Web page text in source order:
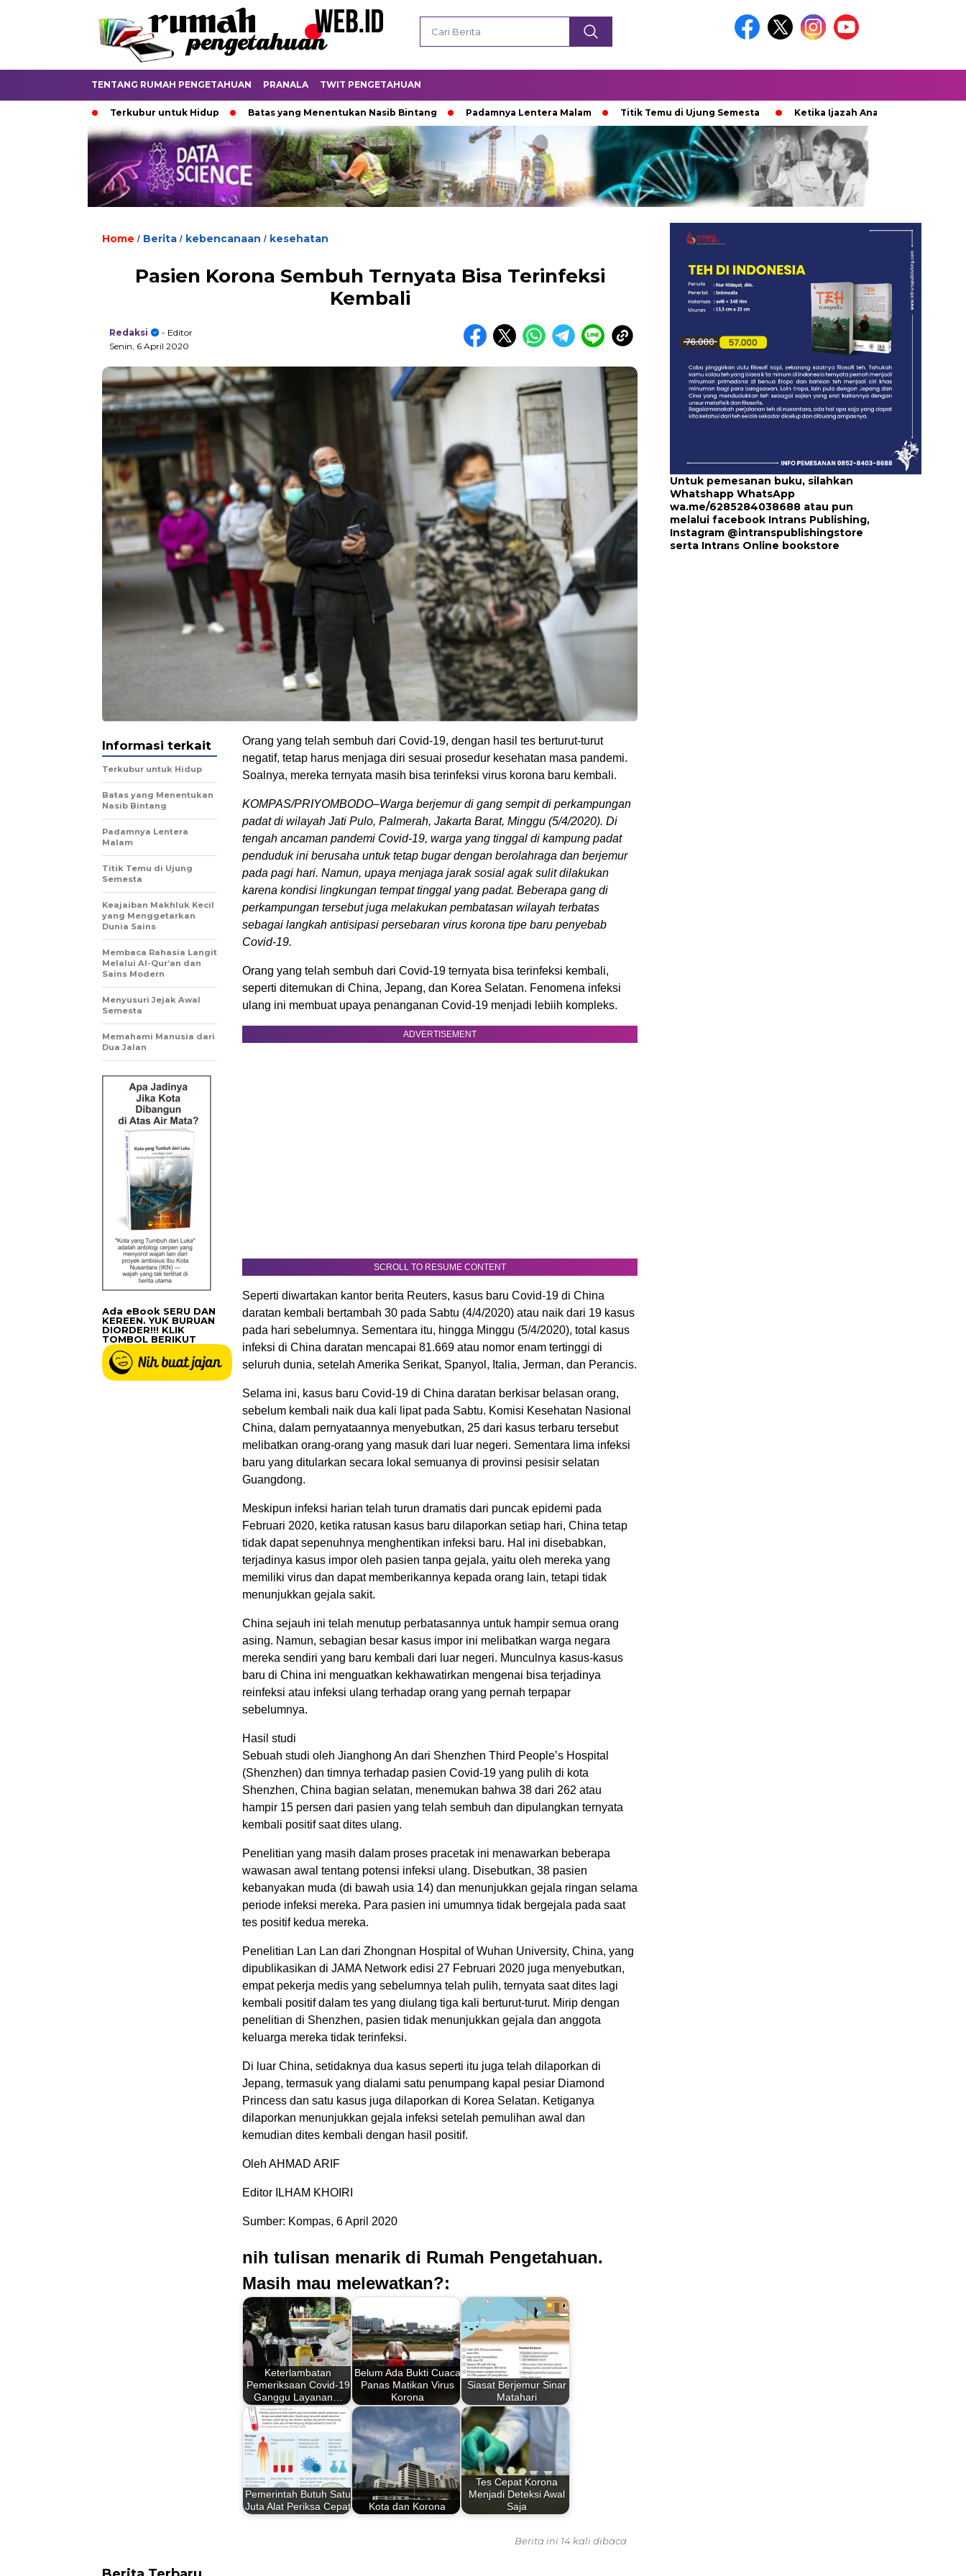
TENTANG RUMAH PENGETAHUAN PRANALA TWIT PENGETAHUAN
Terkubur untuk Hidup Batas yang Menentukan Nasib Bintang Padamnya Lentera Malam Titik Temu di Ujung Semesta Ketika Ijazah Analog Diperdebatkan di Dunia
Home / Berita / kebencanaan / kesehatan
Pasien Korona Sembuh Ternyata Bisa Terinfeksi
Kembali
Redaksi
- Editor
Senin, 6 April 2020
Orang yang telah sembuh dari Covid-19, dengan hasil tes berturut-turut
negatif, tetap harus menjaga diri sesuai prosedur kesehatan masa pandemi.
Soalnya, mereka ternyata masih bisa terinfeksi virus korona baru kembali.
KOMPAS/PRIYOMBODO–Warga berjemur di gang sempit di perkampungan
padat di wilayah Jati Pulo, Palmerah, Jakarta Barat, Minggu (5/4/2020). Di
tengah ancaman pandemi Covid-19, warga yang tinggal di kampung padat
penduduk ini berusaha untuk tetap bugar dengan berolahraga dan berjemur
pada pagi hari. Namun, upaya menjaga jarak sosial agak sulit dilakukan
karena kondisi lingkungan tempat tinggal yang padat. Beberapa gang di
perkampungan tersebut juga melakukan pembatasan wilayah terbatas
sebagai langkah antisipasi persebaran virus korona tipe baru penyebab
Covid-19.
Orang yang telah sembuh dari Covid-19 ternyata bisa terinfeksi kembali,
seperti ditemukan di China, Jepang, dan Korea Selatan. Fenomena infeksi
ulang ini membuat upaya penanganan Covid-19 menjadi lebiih kompleks.
ADVERTISEMENT
SCROLL TO RESUME CONTENT
Seperti diwartakan kantor berita Reuters, kasus baru Covid-19 di China
daratan kembali bertambah 30 pada Sabtu (4/4/2020) atau naik dari 19 kasus
pada hari sebelumnya. Sementara itu, hingga Minggu (5/4/2020), total kasus
infeksi di China daratan mencapai 81.669 atau nomor enam tertinggi di
seluruh dunia, setelah Amerika Serikat, Spanyol, Italia, Jerman, dan Perancis.
Selama ini, kasus baru Covid-19 di China daratan berkisar belasan orang,
sebelum kembali naik dua kali lipat pada Sabtu. Komisi Kesehatan Nasional
China, dalam pernyataannya menyebutkan, 25 dari kasus terbaru tersebut
melibatkan orang-orang yang masuk dari luar negeri. Sementara lima infeksi
baru yang ditularkan secara lokal semuanya di provinsi pesisir selatan
Guangdong.
Meskipun infeksi harian telah turun dramatis dari puncak epidemi pada
Februari 2020, ketika ratusan kasus baru dilaporkan setiap hari, China tetap
tidak dapat sepenuhnya menghentikan infeksi baru. Hal ini disebabkan,
terjadinya kasus impor oleh pasien tanpa gejala, yaitu oleh mereka yang
memiliki virus dan dapat memberikannya kepada orang lain, tetapi tidak
menunjukkan gejala sakit.
China sejauh ini telah menutup perbatasannya untuk hampir semua orang
asing. Namun, sebagian besar kasus impor ini melibatkan warga negara
mereka sendiri yang baru kembali dari luar negeri. Munculnya kasus-kasus
baru di China ini menguatkan kekhawatirkan mengenai bisa terjadinya
reinfeksi atau infeksi ulang terhadap orang yang pernah terpapar
sebelumnya.
Hasil studi
Sebuah studi oleh Jianghong An dari Shenzhen Third People’s Hospital
(Shenzhen) dan timnya terhadap pasien Covid-19 yang pulih di kota
Shenzhen, China bagian selatan, menemukan bahwa 38 dari 262 atau
hampir 15 persen dari pasien yang telah sembuh dan dipulangkan ternyata
kembali positif saat dites ulang.
Penelitian yang masih dalam proses pracetak ini menawarkan beberapa
wawasan awal tentang potensi infeksi ulang. Disebutkan, 38 pasien
kebanyakan muda (di bawah usia 14) dan menunjukkan gejala ringan selama
periode infeksi mereka. Para pasien ini umumnya tidak bergejala pada saat
tes positif kedua mereka.
Penelitian Lan Lan dari Zhongnan Hospital of Wuhan University, China, yang
dipublikasikan di JAMA Network edisi 27 Februari 2020 juga menyebutkan,
empat pekerja medis yang sebelumnya telah pulih, ternyata saat dites lagi
kembali positif dalam tes yang diulang tiga kali berturut-turut. Mirip dengan
penelitian di Shenzhen, pasien tidak menunjukkan gejala dan anggota
keluarga mereka tidak terinfeksi.
Di luar China, setidaknya dua kasus seperti itu juga telah dilaporkan di
Jepang, termasuk yang dialami satu penumpang kapal pesiar Diamond
Princess dan satu kasus juga dilaporkan di Korea Selatan. Ketiganya
dilaporkan menunjukkan gejala infeksi setelah pemulihan awal dan
kemudian dites kembali dengan hasil positif.
Oleh AHMAD ARIF
Editor ILHAM KHOIRI
Sumber: Kompas, 6 April 2020
nih tulisan menarik di Rumah Pengetahuan.
Masih mau melewatkan?:
Keterlambatan
Pemeriksaan Covid-19
Ganggu Layanan…
Belum Ada Bukti Cuaca
Panas Matikan Virus
Korona
Siasat Berjemur Sinar
Matahari
Pemerintah Butuh Satu
Juta Alat Periksa Cepat
Kota dan Korona
Tes Cepat Korona
Menjadi Deteksi Awal
Saja
Informasi terkait
Terkubur untuk Hidup
Batas yang Menentukan
Nasib Bintang
Padamnya Lentera
Malam
Titik Temu di Ujung
Semesta
Keajaiban Makhluk Kecil
yang Menggetarkan
Dunia Sains
Membaca Rahasia Langit
Melalui Al-Qur’an dan
Sains Modern
Menyusuri Jejak Awal
Semesta
Memahami Manusia dari
Dua Jalan
Ada eBook SERU DAN
KEREEN. YUK BURUAN
DIORDER!!! KLIK
TOMBOL BERIKUT
Berita ini 14 kali dibaca
Untuk pemesanan buku, silahkan
Whatshapp WhatsApp
wa.me/6285284038688 atau pun
melalui facebook Intrans Publishing,
Instagram @intranspublishingstore
serta Intrans Online bookstore